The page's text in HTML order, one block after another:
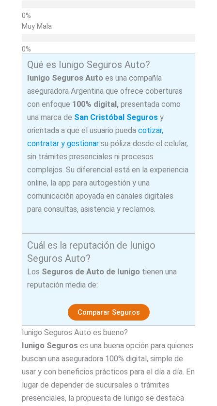
Muy Mala
Qué es Iunigo Seguros Auto?
Iunigo Seguros Auto es una compañía
aseguradora Argentina que ofrece coberturas
con enfoque 100% digital, presentada como
una marca de San Cristóbal Segurosy
orientada a que el usuario puedacotizar,
contratar y gestionarsu póliza desde el celular,
sin trámites presenciales ni procesos
complejos. Su diferencial está en la experiencia
online, la app para autogestión y una
comunicación apoyada en canales digitales
para consultas, asistencia y reclamos.
Cuál es la reputación de Iunigo
Seguros Auto?
Los Seguros de Auto de Iunigo tienen una
reputación media de:
Comparar Seguros
Iunigo Seguros Auto es bueno?
Iunigo Seguroses una buena opción para quienes
buscan una aseguradora 100% digital, simple de
usar y con beneficios prácticos para el día a día. En
lugar de depender de sucursales o trámites
presenciales, la propuesta de Iunigo se destaca